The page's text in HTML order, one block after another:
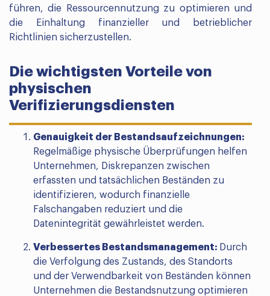
führen, die Ressourcennutzung zu optimieren und
die Einhaltung finanzieller und betrieblicher
Richtlinien sicherzustellen.
Die wichtigsten Vorteile von
physischen
Verifizierungsdiensten
Genauigkeit der Bestandsaufzeichnungen:
Regelmäßige physische Überprüfungen helfen
Unternehmen, Diskrepanzen zwischen
erfassten und tatsächlichen Beständen zu
identifizieren, wodurch finanzielle
Falschangaben reduziert und die
Datenintegrität gewährleistet werden.
Verbessertes Bestandsmanagement: Durch
die Verfolgung des Zustands, des Standorts
und der Verwendbarkeit von Beständen können
Unternehmen die Bestandsnutzung optimieren